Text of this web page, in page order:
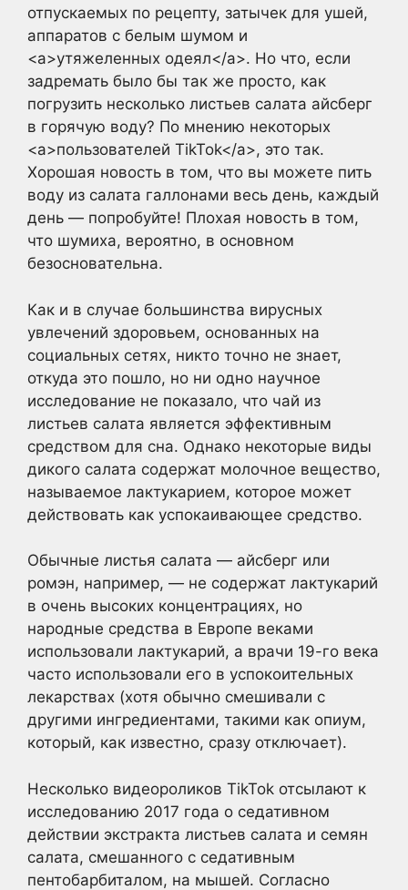
отпускаемых по рецепту, затычек для ушей,
аппаратов с белым шумом и
<a>утяжеленных одеял</a>. Но что, если
задремать было бы так же просто, как
погрузить несколько листьев салата айсберг
в горячую воду? По мнению некоторых
<a>пользователей TikTok</a>, это так.
Хорошая новость в том, что вы можете пить
воду из салата галлонами весь день, каждый
день — попробуйте! Плохая новость в том,
что шумиха, вероятно, в основном
безосновательна.
Как и в случае большинства вирусных
увлечений здоровьем, основанных на
социальных сетях, никто точно не знает,
откуда это пошло, но ни одно научное
исследование не показало, что чай из
листьев салата является эффективным
средством для сна. Однако некоторые виды
дикого салата содержат молочное вещество,
называемое лактукарием, которое может
действовать как успокаивающее средство.
Обычные листья салата — айсберг или
ромэн, например, — не содержат лактукарий
в очень высоких концентрациях, но
народные средства в Европе веками
использовали лактукарий, а врачи 19-го века
часто использовали его в успокоительных
лекарствах (хотя обычно смешивали с
другими ингредиентами, такими как опиум,
который, как известно, сразу отключает).
Несколько видеороликов TikTok отсылают к
исследованию 2017 года о седативном
действии экстракта листьев салата и семян
салата, смешанного с седативным
пентобарбиталом, на мышей. Согласно